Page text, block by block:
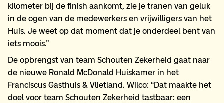
kilometer bij de finish aankomt, zie je tranen van geluk
in de ogen van de medewerkers en vrijwilligers van het
Huis. Je weet op dat moment dat je onderdeel bent van
iets moois.”
De opbrengst van team Schouten Zekerheid gaat naar
de nieuwe Ronald McDonald Huiskamer in het
Franciscus Gasthuis & Vlietland. Wilco: “Dat maakte het
doel voor team Schouten Zekerheid tastbaar: een